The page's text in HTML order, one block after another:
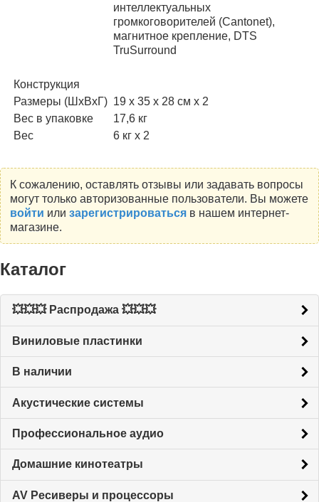
интеллектуальных
громкоговорителей (Cantonet),
магнитное крепление, DTS
TruSurround
Конструкция
Размеры (ШхВхГ) 19 х 35 х 28 см х 2
Вес в упаковке
17,6 кг
Вес
6 кг х 2
К сожалению, оставлять отзывы или задавать вопросы
могут только авторизованные пользователи. Вы можете
войти или зарегистрироватьсяв нашем интернет-
магазине.
Каталог
💥💥💥 Распродажа 💥💥💥
Виниловые пластинки
В наличии
Акустические системы
Профессиональное аудио
Домашние кинотеатры
AV Ресиверы и процессоры